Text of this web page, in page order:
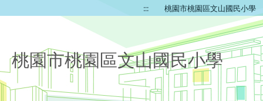
::: 桃園市桃園區文山國民小學
桃園市桃園區文山國民小學